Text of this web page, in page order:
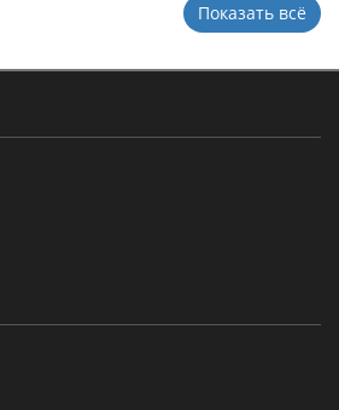
Показать всё